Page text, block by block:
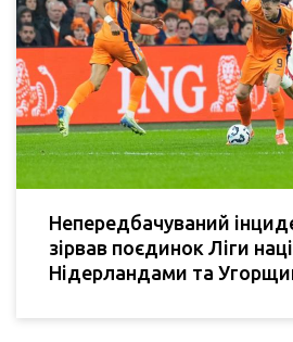
Непередбачуваний
зірвав поєдинок Ліги
Нідерландами та